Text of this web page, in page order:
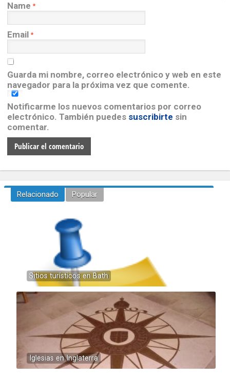
Name *
Email *
Guarda mi nombre, correo electrónico y web en este
navegador para la próxima vez que comente.
Notificarme los nuevos comentarios por correo
electrónico. También puedes suscribirte sin
comentar.
Relacionado Popular
Sitios turísticos en Bath
Iglesias en Inglaterra